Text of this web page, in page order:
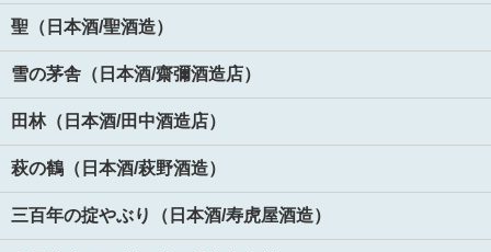
聖（日本酒/聖酒造）
雪の茅舎（日本酒/齋彌酒造店）
田林（日本酒/田中酒造店）
萩の鶴（日本酒/萩野酒造）
三百年の掟やぶり（日本酒/寿虎屋酒造）